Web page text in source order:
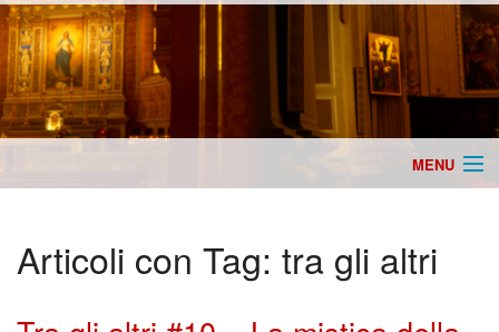
MENU
Catechesi
Articoli con Tag: tra gli altri